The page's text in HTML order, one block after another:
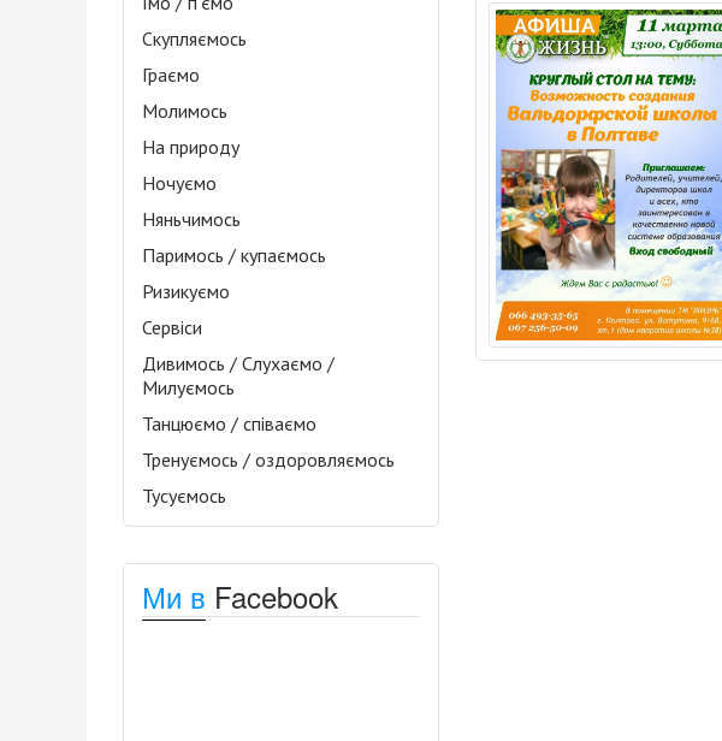
Скупляємось
Граємо
Молимось
На природу
Ночуємо
Няньчимось
Паримось / купаємось
Ризикуємо
Сервіси
Дивимось / Слухаємо /
Милуємось
Танцюємо / співаємо
Тренуємось / оздоровляємось
Тусуємось
Ми в Facebook